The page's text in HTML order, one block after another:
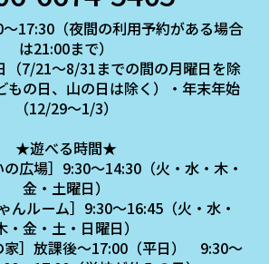
～17:30（夜間の利用予約がある場合
は21:00まで）
（7/21～8/31までの間の月曜日を除
もの日、山の日は除く）・年末年始
（12/29～1/3）
★遊べる時間★
広場］9:30～14:30（火・水・木・
金・土曜日）
んルーム］9:30～16:45（火・水・
・金・土・日曜日）
家］放課後～17:00（平日） 9:30～